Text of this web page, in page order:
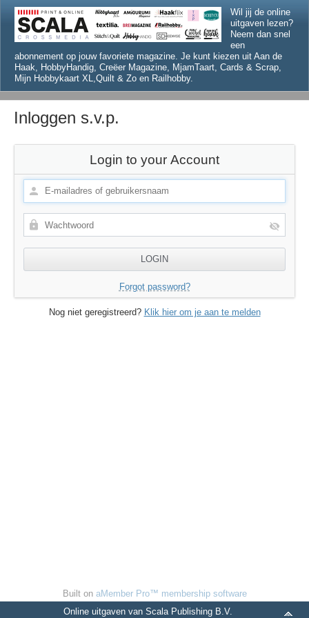
Wil jij de online
uitgaven lezen?
Neem dan snel
een
abonnement op jouw favoriete magazine. Je kunt kiezen uit Aan de
Haak, HobbyHandig, Creëer Magazine, MjamTaart, Cards & Scrap,
Mijn Hobbykaart XL,Quilt & Zo en Railhobby.
Inloggen s.v.p.
Login to your Account
Forgot password?
Nog niet geregistreerd? Klik hier om je aan te melden
Built on aMember Pro™ membership software
Online uitgaven van Scala Publishing B.V.